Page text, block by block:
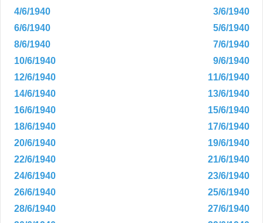
3/6/1940
4/6/1940
5/6/1940
6/6/1940
7/6/1940
8/6/1940
9/6/1940
10/6/1940
11/6/1940
12/6/1940
13/6/1940
14/6/1940
15/6/1940
16/6/1940
17/6/1940
18/6/1940
19/6/1940
20/6/1940
21/6/1940
22/6/1940
23/6/1940
24/6/1940
25/6/1940
26/6/1940
27/6/1940
28/6/1940